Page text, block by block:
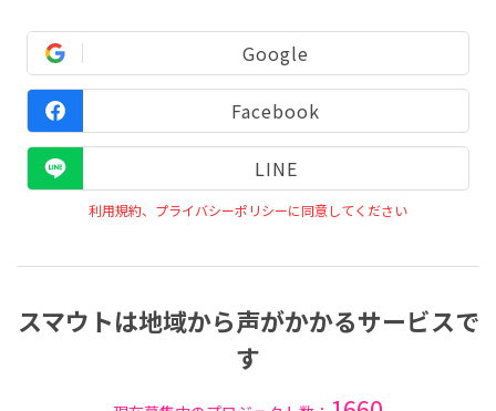
Google
Facebook
LINE
利用規約、プライバシーポリシーに同意してください
スマウトは地域から声がかかるサービスで
す